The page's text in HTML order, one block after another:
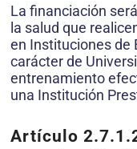
La financiación
la salud que
en Instituciones de
carácter de
entrenamiento
una Institución
Artículo